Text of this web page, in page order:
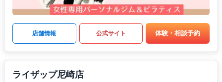
店舗情報 公式サイト 体験・相談予約
ライザップ尼崎店